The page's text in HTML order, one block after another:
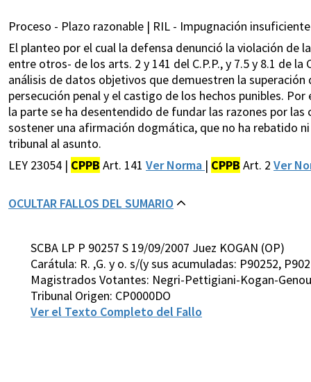
Proceso - Plazo razonable | RIL - Impugnación
El planteo por el cual la defensa denunció la violación de
entre otros- de los arts. 2 y 141 del C.P.P., y 7.5 y 8.1 de
análisis de datos objetivos que demuestren la
persecución penal y el castigo de los hechos punibles.
la parte se ha desentendido de fundar las razones por
sostener una afirmación dogmática, que no ha rebatido
tribunal al asunto.
LEY 23054 | CPPB Art. 141 Ver Norma | CPPB Art. 2 Ver
OCULTAR FALLOS DEL SUMARIO
SCBA LP P 90257 S 19/09/2007 Juez KOGAN (OP)
Carátula: R. ,G. y o. s/(y sus acumuladas: P90252,
Magistrados Votantes: Negri-Pettigiani-Kogan-
Tribunal Origen: CP0000DO
Ver el Texto Completo del Fallo